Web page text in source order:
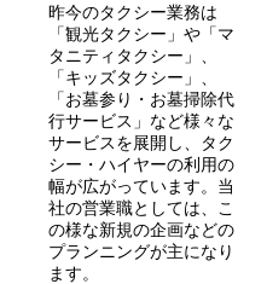
昨今のタクシー業務は
「観光タクシー」や「マ
タニティタクシー」、
「キッズタクシー」、
「お墓参り・お墓掃除代
行サービス」など様々な
サービスを展開し、タク
シー・ハイヤーの利用の
幅が広がっています。当
社の営業職としては、こ
の様な新規の企画などの
プランニングが主になり
ます。